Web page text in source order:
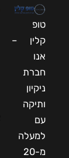
טופ
קלין –
אנו
חברת
ניקיון
ותיקה
עם
למעלה
מ-20